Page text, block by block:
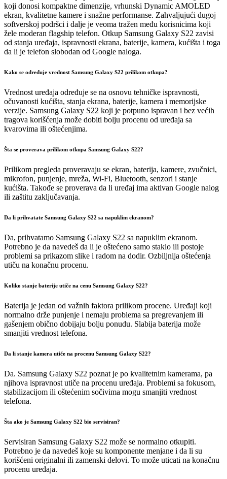
koji donosi kompaktne dimenzije, vrhunski Dynamic AMOLED
ekran, kvalitetne kamere i snažne performanse. Zahvaljujući dugoj
softverskoj podršci i dalje je veoma tražen među korisnicima koji
žele moderan flagship telefon. Otkup Samsung Galaxy S22 zavisi
od stanja uređaja, ispravnosti ekrana, baterije, kamera, kućišta i toga
da li je telefon slobodan od Google naloga.
Kako se određuje vrednost Samsung Galaxy S22 prilikom otkupa?
Vrednost uređaja određuje se na osnovu tehničke ispravnosti,
očuvanosti kućišta, stanja ekrana, baterije, kamera i memorijske
verzije. Samsung Galaxy S22 koji je potpuno ispravan i bez većih
tragova korišćenja može dobiti bolju procenu od uređaja sa
kvarovima ili oštećenjima.
Šta se proverava prilikom otkupa Samsung Galaxy S22?
Prilikom pregleda proveravaju se ekran, baterija, kamere, zvučnici,
mikrofon, punjenje, mreža, Wi-Fi, Bluetooth, senzori i stanje
kućišta. Takođe se proverava da li uređaj ima aktivan Google nalog
ili zaštitu zaključavanja.
Da li prihvatate Samsung Galaxy S22 sa napuklim ekranom?
Da, prihvatamo Samsung Galaxy S22 sa napuklim ekranom.
Potrebno je da navedeš da li je oštećeno samo staklo ili postoje
problemi sa prikazom slike i radom na dodir. Ozbiljnija oštećenja
utiču na konačnu procenu.
Koliko stanje baterije utiče na cenu Samsung Galaxy S22?
Baterija je jedan od važnih faktora prilikom procene. Uređaji koji
normalno drže punjenje i nemaju problema sa pregrevanjem ili
gašenjem obično dobijaju bolju ponudu. Slabija baterija može
smanjiti vrednost telefona.
Da li stanje kamera utiče na procenu Samsung Galaxy S22?
Da. Samsung Galaxy S22 poznat je po kvalitetnim kamerama, pa
njihova ispravnost utiče na procenu uređaja. Problemi sa fokusom,
stabilizacijom ili oštećenim sočivima mogu smanjiti vrednost
telefona.
Šta ako je Samsung Galaxy S22 bio servisiran?
Servisiran Samsung Galaxy S22 može se normalno otkupiti.
Potrebno je da navedeš koje su komponente menjane i da li su
korišćeni originalni ili zamenski delovi. To može uticati na konačnu
procenu uređaja.